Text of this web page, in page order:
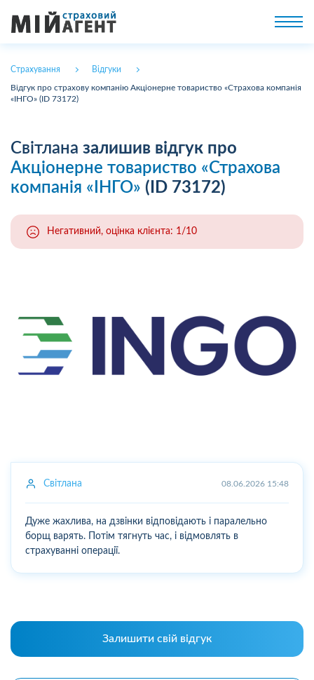
Страхування Відгуки
Відгук про страхову компанію Акціонерне товариство «Страхова компанія
«ІНГО» (ID 73172)
Світлана залишив відгук про
Акціонерне товариство «Страхова
компанія «ІНГО» (ID 73172)
Негативний, оцінка клієнта: 1/10
Світлана 08.06.2026 15:48
Дуже жахлива, на дзвінки відповідають і паралельно
борщ варять. Потім тягнуть час, і відмовлять в
страхуванні операції.
Залишити свій відгук